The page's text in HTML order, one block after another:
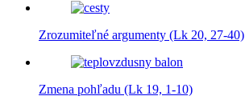
Zrozumiteľné argumenty (Lk 20, 27-40)
Zmena pohľadu (Lk 19, 1-10)